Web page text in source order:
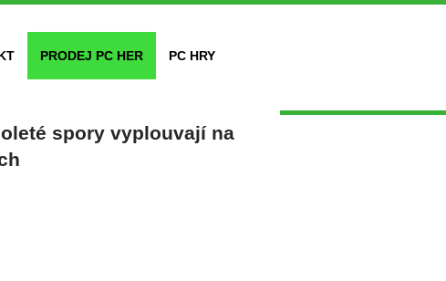
PRODEJ PC HER PC HRY
spory vyplouvají na